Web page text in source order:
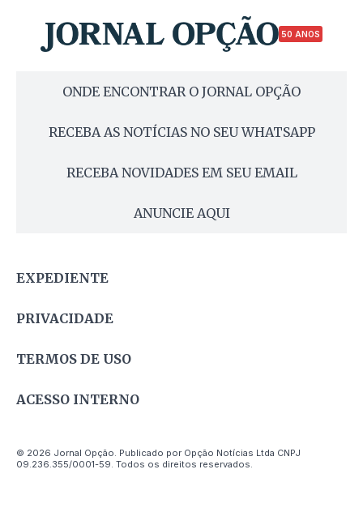
50 ANOS
ONDE ENCONTRAR O JORNAL OPÇÃO
RECEBA AS NOTÍCIAS NO SEU WHATSAPP
RECEBA NOVIDADES EM SEU EMAIL
ANUNCIE AQUI
EXPEDIENTE
PRIVACIDADE
TERMOS DE USO
ACESSO INTERNO
© 2026 Jornal Opção. Publicado por Opção Notícias Ltda CNPJ
09.236.355/0001-59. Todos os direitos reservados.